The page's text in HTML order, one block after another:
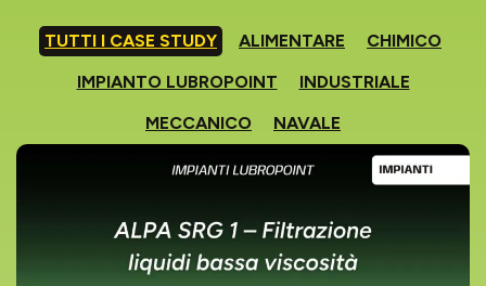
TUTTI I CASE STUDY ALIMENTARE
CHIMICO
IMPIANTO LUBROPOINT
INDUSTRIALE
MECCANICO
NAVALE